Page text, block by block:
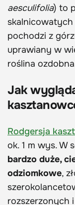
aesculifolia) to
skalnicowatych
pochodzi z
uprawiany w
roślina
Jak
Rodgersja
ok. 1 m wys. W
bardzo duże,
odziomkowe,
rozszerzonych